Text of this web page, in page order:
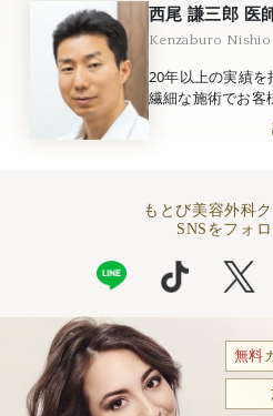
西尾 謙三郎 医
Kenzaburo Nishio
20年以上の実績
繊細な施術でお客
もとび美容外科
SNSをフォ
無料